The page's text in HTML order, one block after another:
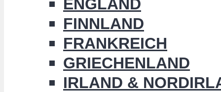
ENGLAND
FINNLAND
FRANKREICH
GRIECHENLAND
IRLAND &